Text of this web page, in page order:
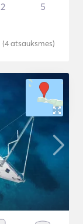
2 5
(4atsauksmes)